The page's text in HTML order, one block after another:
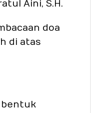
Aini, S.H.
doa
di atas
bentuk